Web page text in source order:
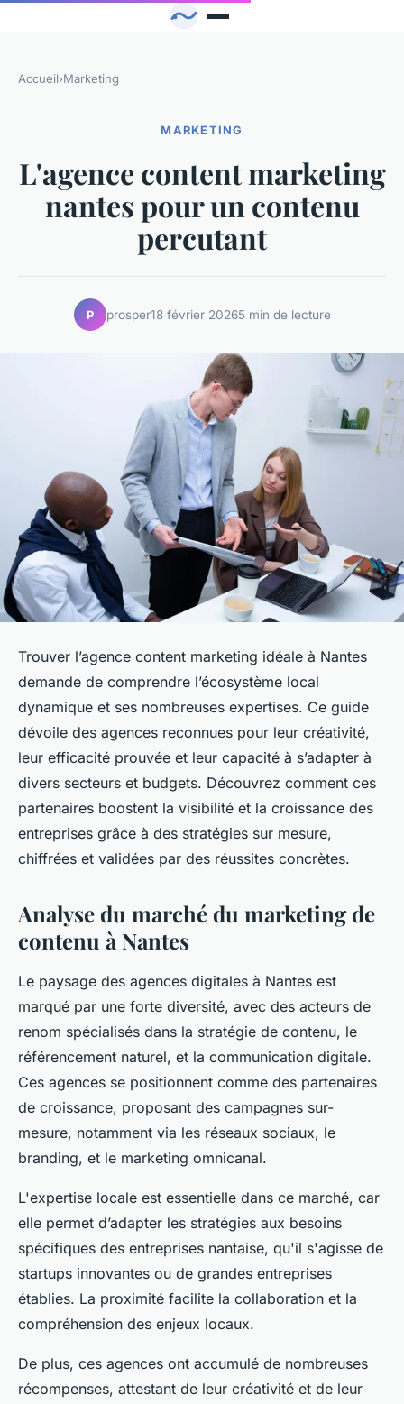
Accueil›Marketing
MARKETING
L'agence content marketing
nantes pour un contenu
percutant
P prosper18 février 20265 min de lecture
Trouver l’agence content marketing idéale à Nantes
demande de comprendre l’écosystème local
dynamique et ses nombreuses expertises. Ce guide
dévoile des agences reconnues pour leur créativité,
leur efficacité prouvée et leur capacité à s’adapter à
divers secteurs et budgets. Découvrez comment ces
partenaires boostent la visibilité et la croissance des
entreprises grâce à des stratégies sur mesure,
chiffrées et validées par des réussites concrètes.
Analyse du marché du marketing de
contenu à Nantes
Le paysage des agences digitales à Nantes est
marqué par une forte diversité, avec des acteurs de
renom spécialisés dans la stratégie de contenu, le
référencement naturel, et la communication digitale.
Ces agences se positionnent comme des partenaires
de croissance, proposant des campagnes sur-
mesure, notamment via les réseaux sociaux, le
branding, et le marketing omnicanal.
L'expertise locale est essentielle dans ce marché, car
elle permet d’adapter les stratégies aux besoins
spécifiques des entreprises nantaise, qu'il s'agisse de
startups innovantes ou de grandes entreprises
établies. La proximité facilite la collaboration et la
compréhension des enjeux locaux.
De plus, ces agences ont accumulé de nombreuses
récompenses, attestant de leur créativité et de leur